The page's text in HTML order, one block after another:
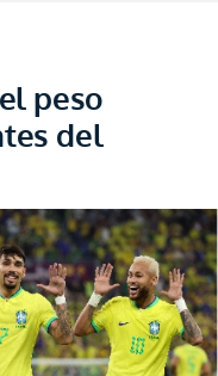
peso
del